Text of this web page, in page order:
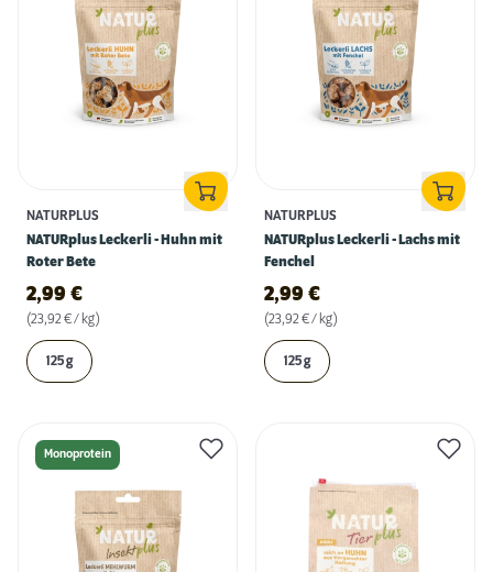
NATURPLUS
NATURplus Leckerli - Huhn mit
Roter Bete
2,99 €
(23,92 € / kg)
125 g
NATURPLUS
NATURplus Leckerli - Lachs mit
Fenchel
2,99 €
(23,92 € / kg)
125 g
Monoprotein